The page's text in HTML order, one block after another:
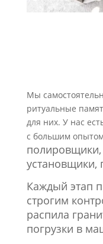
Мы
ритуальные
для них. У нас
с большим опытом
полировщики,
установщики,
Каждый этап
строгим
распила
погрузки в